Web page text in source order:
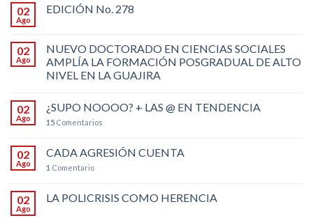
02
Ago
EDICIÓN No. 278
02
Ago
NUEVO DOCTORADO EN CIENCIAS SOCIALES
AMPLÍA LA FORMACIÓN POSGRADUAL DE ALTO
NIVEL EN LA GUAJIRA
02
Ago
¿SUPO NOOOO? + LAS @ EN TENDENCIA
15 Comentarios
02
Ago
CADA AGRESIÓN CUENTA
1 Comentario
02
Ago
LA POLICRISIS COMO HERENCIA